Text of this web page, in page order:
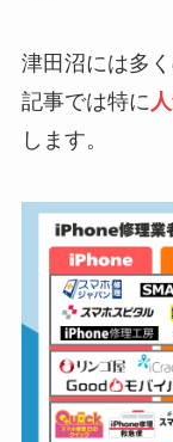
津田沼には多
記事では特に
します。